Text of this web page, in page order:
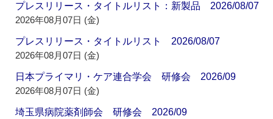
プレスリリース・タイトルリスト：新製品 2026/08/07
2026年08月07日 (金)
プレスリリース・タイトルリスト 2026/08/07
2026年08月07日 (金)
日本プライマリ・ケア連合学会 研修会 2026/09
2026年08月07日 (金)
埼玉県病院薬剤師会 研修会 2026/09